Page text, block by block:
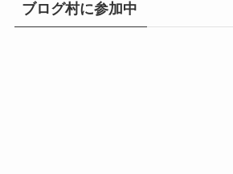
ブログ村に参加中